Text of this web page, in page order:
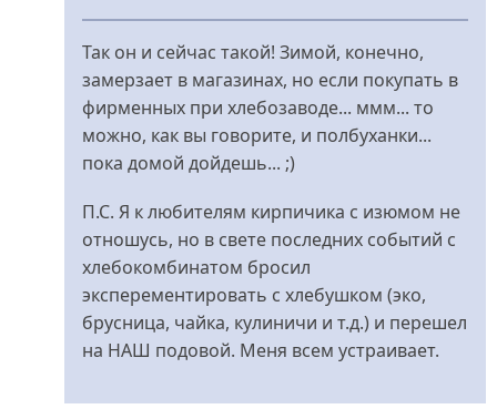
У
відповідь
константиновский
від
pavalax
Так он и сейчас такой! Зимой, конечно,
замерзает в магазинах, но если покупать в
фирменных при хлебозаводе... ммм... то
можно, как вы говорите, и полбуханки...
пока домой дойдешь... ;)
П.С. Я к любителям кирпичика с изюмом не
отношусь, но в свете последних событий с
хлебокомбинатом бросил
эксперементировать с хлебушком (эко,
брусница, чайка, кулиничи и т.д.) и перешел
на НАШ подовой. Меня всем устраивает.